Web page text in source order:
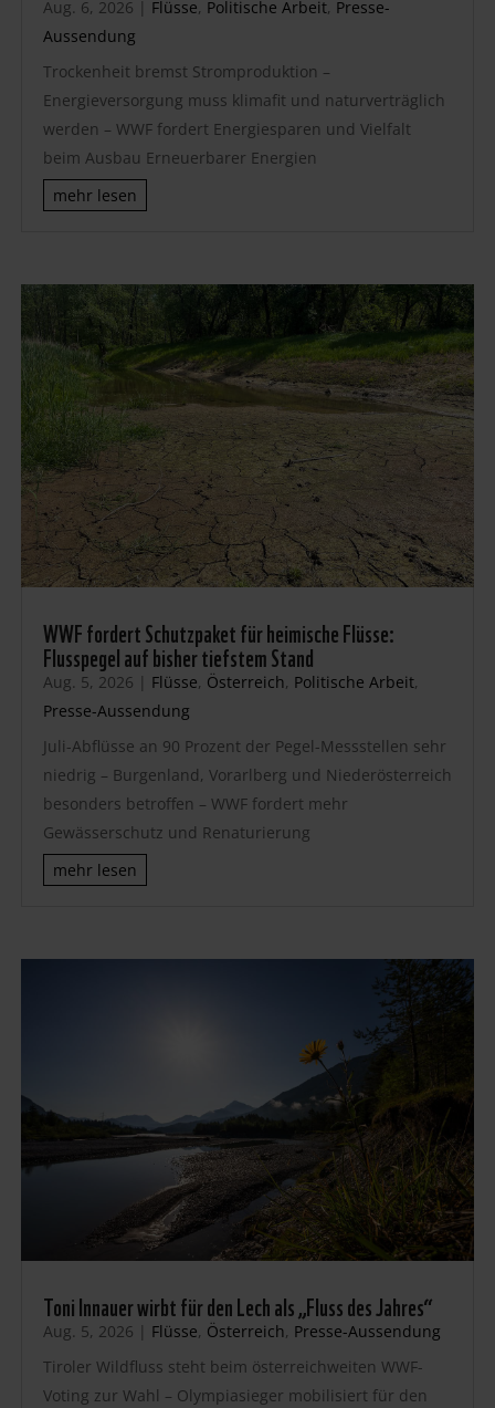
Aug. 6, 2026 | Flüsse, Politische Arbeit, Presse-
Aussendung
Trockenheit bremst Stromproduktion –
Energieversorgung muss klimafit und naturverträglich
werden – WWF fordert Energiesparen und Vielfalt
beim Ausbau Erneuerbarer Energien
mehr lesen
WWF fordert Schutzpaket für heimische Flüsse:
Flusspegel auf bisher tiefstem Stand
Aug. 5, 2026 | Flüsse, Österreich, Politische Arbeit,
Presse-Aussendung
Juli-Abflüsse an 90 Prozent der Pegel-Messstellen sehr
niedrig – Burgenland, Vorarlberg und Niederösterreich
besonders betroffen – WWF fordert mehr
Gewässerschutz und Renaturierung
mehr lesen
Toni Innauer wirbt für den Lech als „Fluss des Jahres“
Aug. 5, 2026 | Flüsse, Österreich, Presse-Aussendung
Tiroler Wildfluss steht beim österreichweiten WWF-
Voting zur Wahl – Olympiasieger mobilisiert für den